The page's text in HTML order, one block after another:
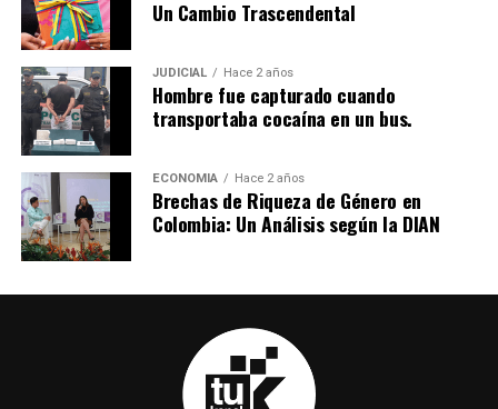
educación técnica puede transformar vidas y generar
desarrollo sostenible para Colombia.
Un Cambio Trascendental
JUDICIAL Hace 2 años
Hombre fue capturado cuando
transportaba cocaína en un bus.
ECONOMIA Hace 2 años
Brechas de Riqueza de Género en
Colombia: Un Análisis según la DIAN